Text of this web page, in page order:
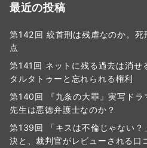
最近の投稿
第142回 絞首刑は残虐なのか。死
点
第141回 ネットに残る過去は消せ
タルタトゥーと忘れられる権利
第140回 『九条の大罪』実写ド
先生は悪徳弁護士なのか？
第139回 「キスは不倫じゃない？
決と、裁判官がレビューされる口